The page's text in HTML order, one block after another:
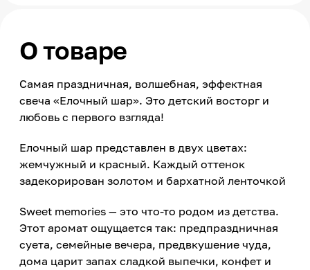
О товаре
Самая праздничная, волшебная, эффектная
свеча «Елочный шар». Это детский восторг и
любовь с первого взгляда!
Елочный шар представлен в двух цветах:
жемчужный и красный. Каждый оттенок
задекорирован золотом и бархатной ленточкой
Sweet memories — это что-то родом из детства.
Этот аромат ощущается так: предпраздничная
суета, семейные вечера, предвкушение чуда,
дома царит запах сладкой выпечки, конфет и